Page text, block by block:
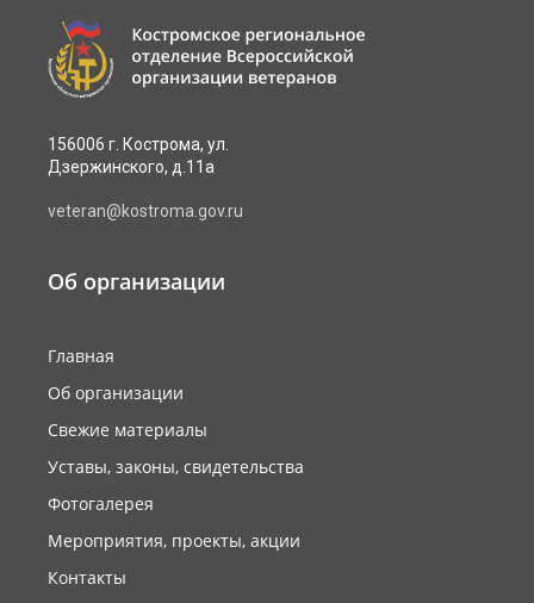
156006 г. Кострома, ул.
Дзержинского, д.11а
veteran@kostroma.gov.ru
Об организации
Главная
Об организации
Свежие материалы
Уставы, законы, свидетельства
Фотогалерея
Мероприятия, проекты, акции
Контакты